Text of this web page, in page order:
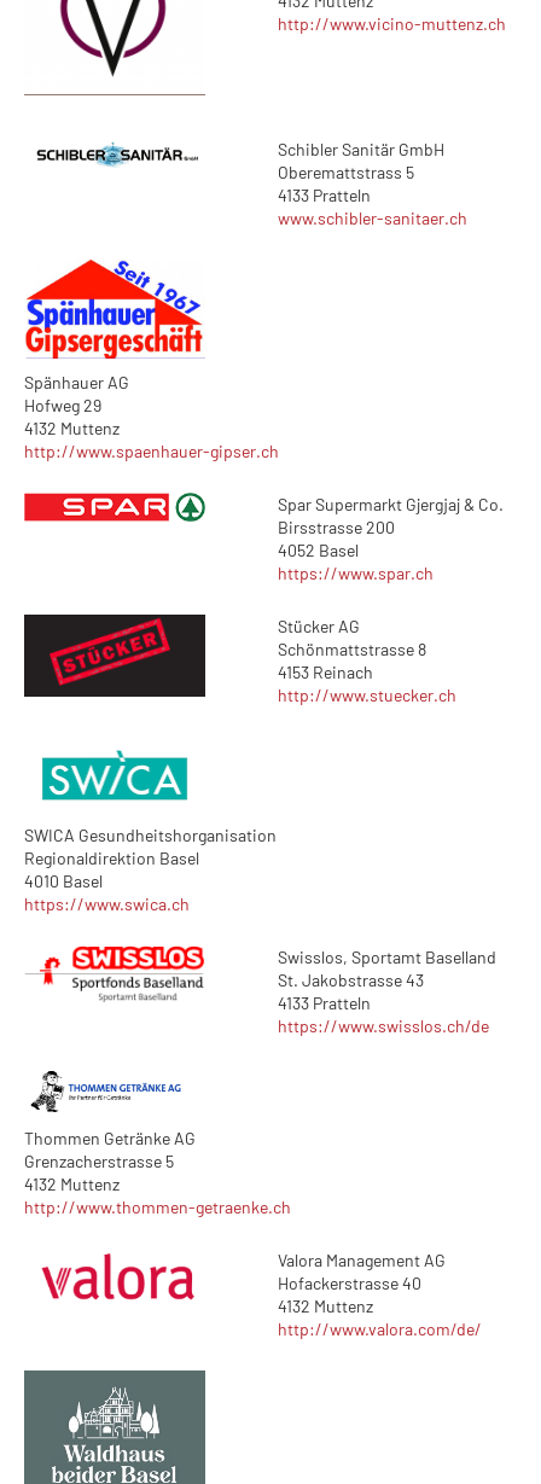
http://www.vicino-muttenz.ch
Schibler Sanitär GmbH
Oberemattstrass 5
4133 Pratteln
www.schibler-sanitaer.ch
Spänhauer AG
Hofweg 29
4132 Muttenz
http://www.spaenhauer-gipser.ch
Spar Supermarkt Gjergjaj & Co.
Birsstrasse 200
4052 Basel
https://www.spar.ch
Stücker AG
Schönmattstrasse 8
4153 Reinach
http://www.stuecker.ch
SWICA Gesundheitshorganisation
Regionaldirektion Basel
4010 Basel
https://www.swica.ch
Swisslos, Sportamt Baselland
St. Jakobstrasse 43
4133 Pratteln
https://www.swisslos.ch/de
Thommen Getränke AG
Grenzacherstrasse 5
4132 Muttenz
http://www.thommen-getraenke.ch
Valora Management AG
Hofackerstrasse 40
4132 Muttenz
http://www.valora.com/de/